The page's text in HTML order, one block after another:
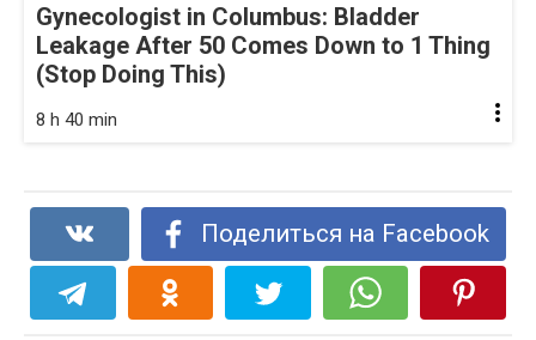
Gynecologist in Columbus: Bladder
Leakage After 50 Comes Down to 1 Thing
(Stop Doing This)
8 h 40 min
Поделиться на Facebook